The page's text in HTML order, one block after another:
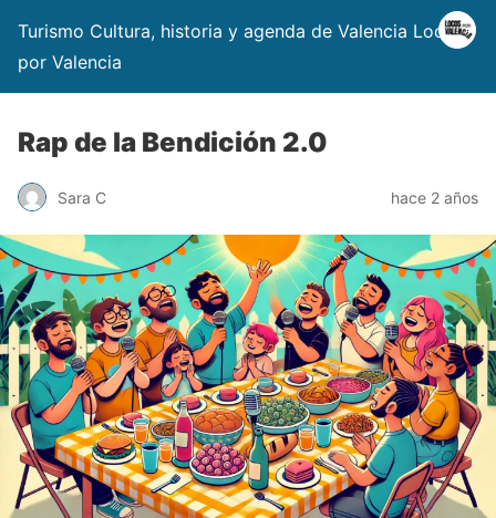
Turismo Cultura, historia y agenda de Valencia Locos
por Valencia
Rap de la Bendición 2.0
Sara C hace 2 años